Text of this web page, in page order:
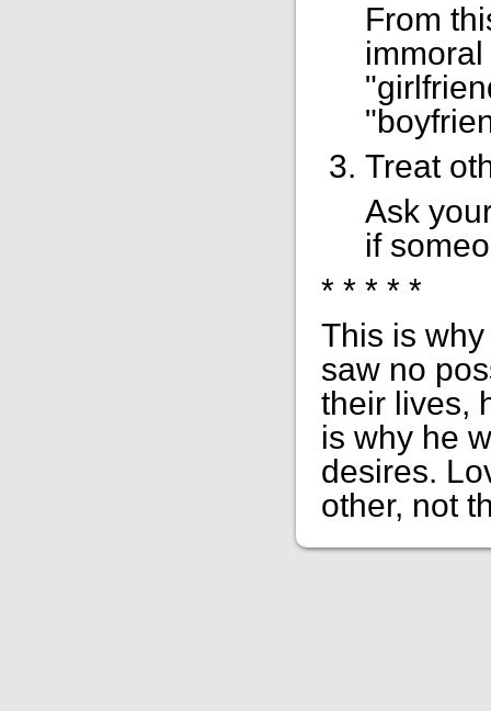
From
Treat
Ask
if
* * * * *
This is
saw no
their lives,
is why he
desires.
other, not